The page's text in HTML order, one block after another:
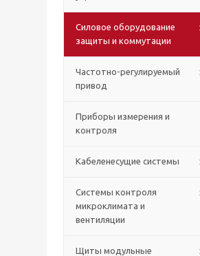
Силовое оборудование
защиты и коммутации
Частотно-регулируемый
привод
Приборы измерения и
контроля
Кабеленесущие системы
Системы контроля
микроклимата и
вентиляции
Щиты модульные